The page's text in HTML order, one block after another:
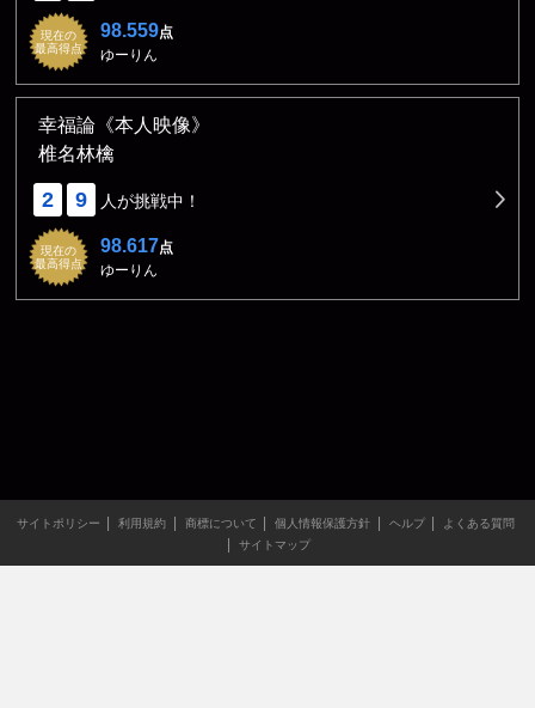
現在の
最高得点
98.559点
ゆーりん
幸福論《本人映像》
椎名林檎
2 9 人が挑戦中！
現在の
最高得点
98.617点
ゆーりん
サイトポリシー 利用規約 商標について 個人情報保護方針 ヘルプ
よくある質問
サイトマップ